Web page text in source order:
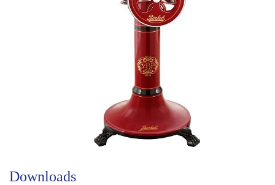
Downloads